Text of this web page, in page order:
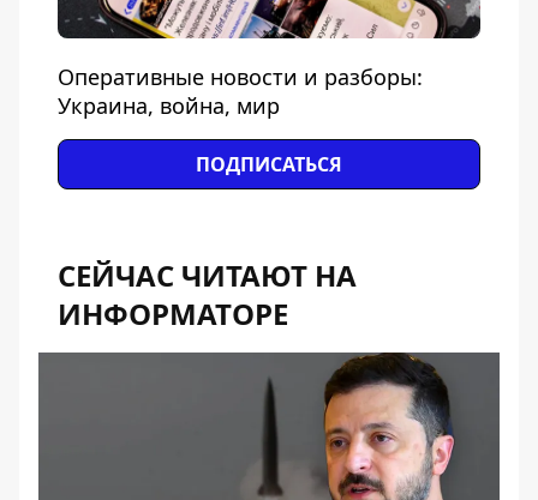
Оперативные новости и разборы:
Украина, война, мир
ПОДПИСАТЬСЯ
СЕЙЧАС ЧИТАЮТ НА
ИНФОРМАТОРЕ